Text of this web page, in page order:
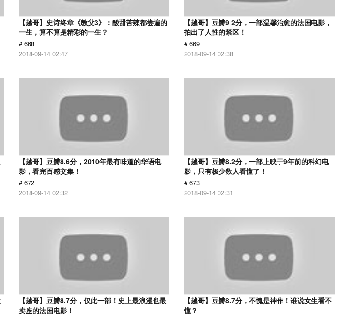
【越哥】史诗终章《教父3》：酸甜苦辣都尝遍的
一生，算不算是精彩的一生？
# 668
2018-09-14 02:47
【越哥】豆瓣9 2分，一部温馨治愈的法国电影，
拍出了人性的禁区！
# 669
2018-09-14 02:38
【越哥】豆瓣8.6分，2010年最有味道的华语电
影，看完百感交集！
# 672
2018-09-14 02:32
【越哥】豆瓣8.2分，一部上映于9年前的科幻电
影，只有极少数人看懂了！
# 673
2018-09-14 02:31
【越哥】豆瓣8.7分，仅此一部！史上最浪漫也最
卖座的法国电影！
【越哥】豆瓣8.7分，不愧是神作！谁说女生看不
懂？